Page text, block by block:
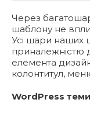
Через
шаблону не
Усі шари наших
приналежністю
елемента
колонтитул,
WordPress